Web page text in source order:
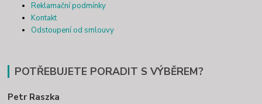
Reklamační podmínky
Kontakt
Odstoupení od smlouvy
POTŘEBUJETE PORADIT S VÝBĚREM?
Petr Raszka